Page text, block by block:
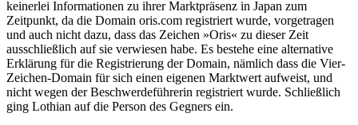
keinerlei Informationen zu ihrer Marktpräsenz in Japan zum
Zeitpunkt, da die Domain oris.com registriert wurde, vorgetragen
und auch nicht dazu, dass das Zeichen »Oris« zu dieser Zeit
ausschließlich auf sie verwiesen habe. Es bestehe eine alternative
Erklärung für die Registrierung der Domain, nämlich dass die Vier-
Zeichen-Domain für sich einen eigenen Marktwert aufweist, und
nicht wegen der Beschwerdeführerin registriert wurde. Schließlich
ging Lothian auf die Person des Gegners ein.